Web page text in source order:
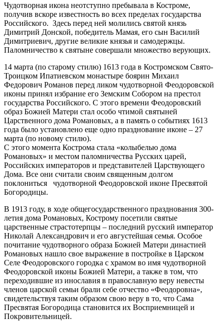
Чудотворная икона неотступно пребывала в Костроме,
получив вскоре известность во всех пределах государства
Российского. Здесь перед ней молились святой князь
Димитрий Донской, победитель Мамая, его сын Василий
Димитриевич, другие великие князья и самодержцы.
Паломничество к святыне совершали множество верующих.
14 марта (по старому стилю) 1613 года в Костромском Свято-
Троицком Ипатиевском монастыре боярин Михаил
Федорович Романов перед ликом чудотворной Феодоровской
иконы принял избрание его Земским Собором на престол
государства Российского. С этого времени Феодоровский
образ Божией Матери стал особо чтимой святыней
Царственного дома Романовых, а в память о событиях 1613
года было установлено еще одно празднование иконе – 27
марта (по новому стилю).
С этого момента Кострома стала «колыбелью дома
Романовых» и местом паломничества Русских царей,
Российских императоров и представителей Царствующего
Дома. Все они считали своим священным долгом
поклониться чудотворной Феодоровской иконе Пресвятой
Богородицы.
В 1913 году, в ходе общегосударственного празднования 300-
летия дома Романовых, Кострому посетили святые
царственные страстотерпцы – последний русский император
Николай Александрович и его августейшая семья. Особое
почитание чудотворного образа Божией Матери династией
Романовых нашло свое выражение в постройке в Царском
Селе Феодоровского городка с храмом во имя чудотворной
Феодоровской иконы Божией Матери, а также в том, что
переходившие из инославия в православную веру невесты
членов царской семьи брали себе отчество «Феодоровна»,
свидетельствуя таким образом свою веру в то, что Сама
Пресвятая Богородица становится их Восприемницей и
Покровительницей.